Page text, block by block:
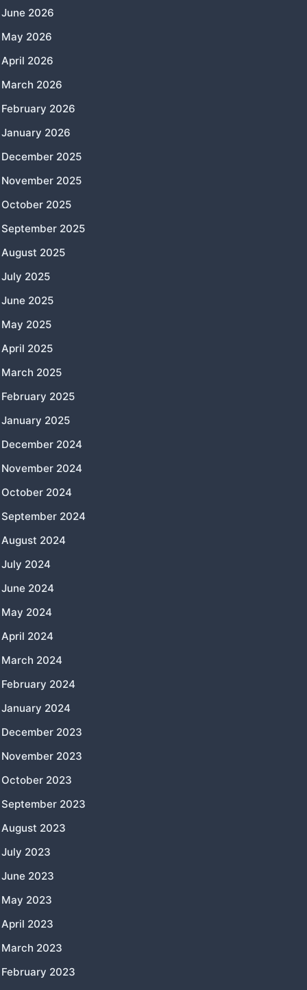
June 2026
May 2026
April 2026
March 2026
February 2026
January 2026
December 2025
November 2025
October 2025
September 2025
August 2025
July 2025
June 2025
May 2025
April 2025
March 2025
February 2025
January 2025
December 2024
November 2024
October 2024
September 2024
August 2024
July 2024
June 2024
May 2024
April 2024
March 2024
February 2024
January 2024
December 2023
November 2023
October 2023
September 2023
August 2023
July 2023
June 2023
May 2023
April 2023
March 2023
February 2023